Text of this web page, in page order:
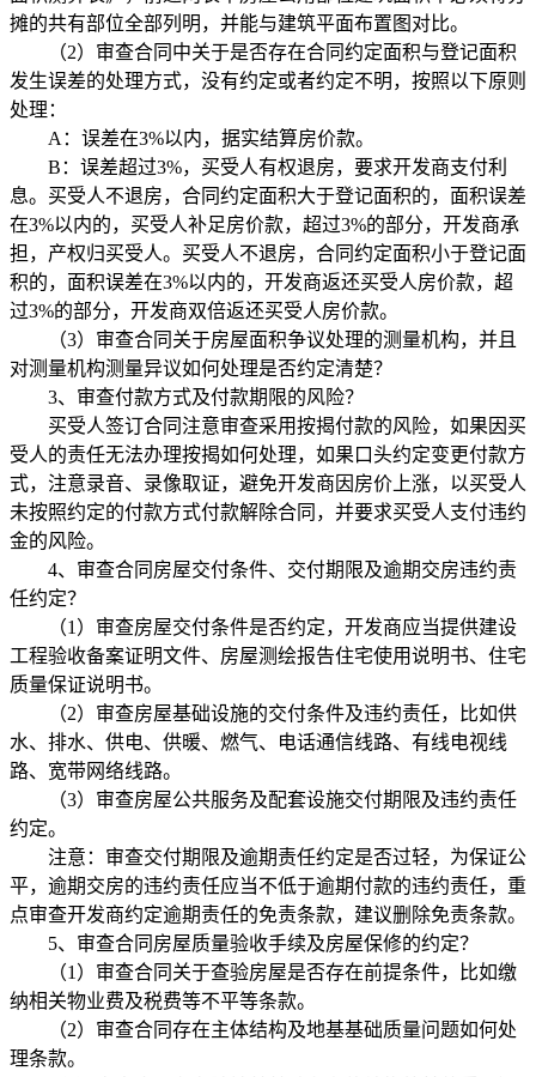
摊的共有部位全部列明，并能与建筑平面布置图对比。
（2）审查合同中关于是否存在合同约定面积与登记面积
发生误差的处理方式，没有约定或者约定不明，按照以下原则
处理：
A：误差在3%以内，据实结算房价款。
B：误差超过3%，买受人有权退房，要求开发商支付利
息。买受人不退房，合同约定面积大于登记面积的，面积误差
在3%以内的，买受人补足房价款，超过3%的部分，开发商承
担，产权归买受人。买受人不退房，合同约定面积小于登记面
积的，面积误差在3%以内的，开发商返还买受人房价款，超
过3%的部分，开发商双倍返还买受人房价款。
（3）审查合同关于房屋面积争议处理的测量机构，并且
对测量机构测量异议如何处理是否约定清楚？
3、审查付款方式及付款期限的风险？
买受人签订合同注意审查采用按揭付款的风险，如果因买
受人的责任无法办理按揭如何处理，如果口头约定变更付款方
式，注意录音、录像取证，避免开发商因房价上涨，以买受人
未按照约定的付款方式付款解除合同，并要求买受人支付违约
金的风险。
4、审查合同房屋交付条件、交付期限及逾期交房违约责
任约定？
（1）审查房屋交付条件是否约定，开发商应当提供建设
工程验收备案证明文件、房屋测绘报告住宅使用说明书、住宅
质量保证说明书。
（2）审查房屋基础设施的交付条件及违约责任，比如供
水、排水、供电、供暖、燃气、电话通信线路、有线电视线
路、宽带网络线路。
（3）审查房屋公共服务及配套设施交付期限及违约责任
约定。
注意：审查交付期限及逾期责任约定是否过轻，为保证公
平，逾期交房的违约责任应当不低于逾期付款的违约责任，重
点审查开发商约定逾期责任的免责条款，建议删除免责条款。
5、审查合同房屋质量验收手续及房屋保修的约定？
（1）审查合同关于查验房屋是否存在前提条件，比如缴
纳相关物业费及税费等不平等条款。
（2）审查合同存在主体结构及地基基础质量问题如何处
理条款。